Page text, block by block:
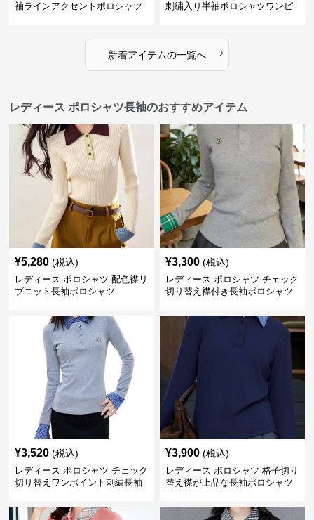
袖ラインアクセントポロシャツ
刺繍入り半袖ポロシャツワンピ
新着アイテムの一覧へ ›
レディース ポロシャツ長袖のおすすめアイテム
¥5,280 (税込)
レディース ポロシャツ 配色襟リ
ブニット長袖ポロシャツ
¥3,300 (税込)
レディース ポロシャツ チェック
切り替え襟付き長袖ポロシャツ
¥3,520 (税込)
レディース ポロシャツ チェック
切り替えワンポイント刺繍長袖
¥3,900 (税込)
レディース ポロシャツ 格子切り
替え襟が上品な長袖ポロシャツ